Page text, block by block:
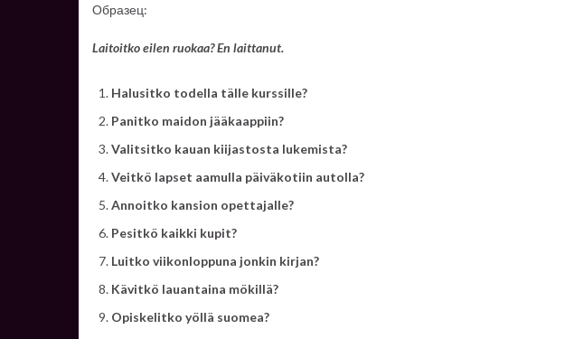
Образец:
Laitoitko eilen ruokaa? En laittanut.
Halusitko todella tälle kurssille?
Panitko maidon jääkaappiin?
Valitsitko kauan kiijastosta lukemista?
Veitkö lapset aamulla päiväkotiin autolla?
Annoitko kansion opettajalle?
Pesitkö kaikki kupit?
Luitko viikonloppuna jonkin kirjan?
Kävitkö lauantaina mökillä?
Opiskelitko yöllä suomea?